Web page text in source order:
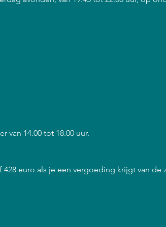
van 14.00 tot 18.00 uur.
euro als je een vergoeding krijgt van de